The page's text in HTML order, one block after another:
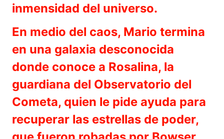
inmensidad del universo.
En medio del caos, Mario termina
en una galaxia desconocida
donde conoce a Rosalina, la
guardiana del Observatorio del
Cometa, quien le pide ayuda para
recuperar las estrellas de poder,